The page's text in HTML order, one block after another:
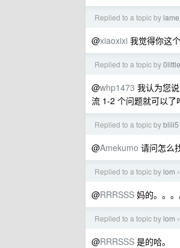
Replied to a topic by
@xiaoxixi 我觉得你这
Replied to a topic by
@whp1473 我认为您
流 1-2 个问题就可以了
Replied to a topic by
@Amekumo 请问怎么
Replied to a topic by lom ›
@RRRSSS 妈的。。
Replied to a topic by lom ›
@RRRSSS 是的哈。